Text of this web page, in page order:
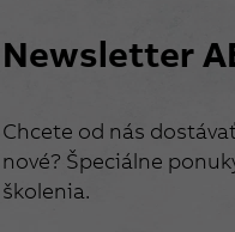
Newsletter
Chcete od nás
nové? Špeciálne
školenia.